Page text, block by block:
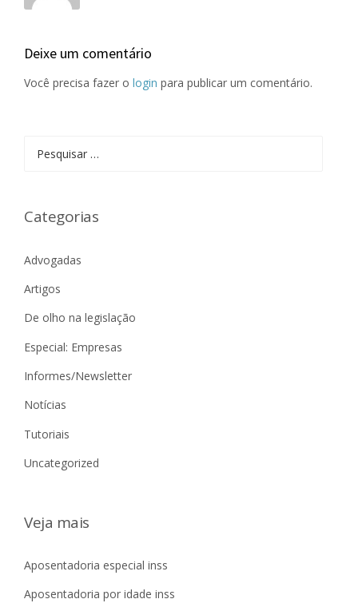
Deixe um comentário
Você precisa fazer o login para publicar um comentário.
por:
Categorias
Advogadas
Artigos
De olho na legislação
Especial: Empresas
Informes/Newsletter
Notícias
Tutoriais
Uncategorized
Veja mais
Aposentadoria especial inss
Aposentadoria por idade inss